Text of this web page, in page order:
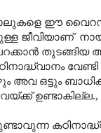
ഈ
ജീവിയാണ്
അവ ഒട്ടും
ഉണ്ടാകില്ല.,